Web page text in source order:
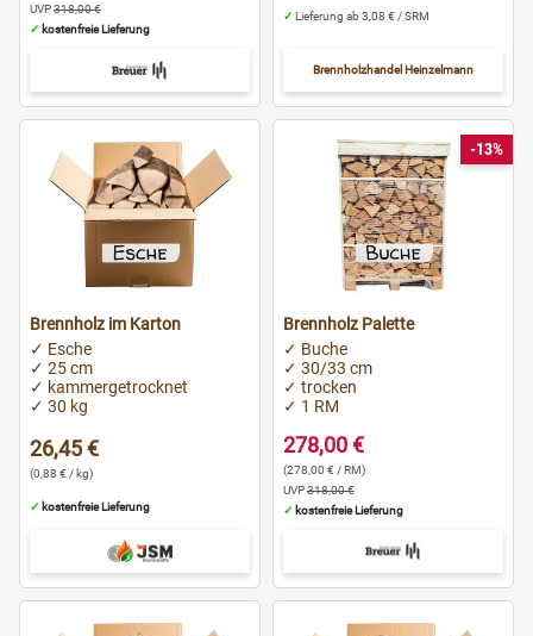
UVP318,00 €
✓ kostenfreie Lieferung
✓ Lieferung ab 3,08 € / SRM
Brennholzhandel Heinzelmann
Brennholz im Karton
✓ Esche
✓ 25 cm
✓ kammergetrocknet
✓ 30 kg
26,45 €
(0,88 € / kg)
✓ kostenfreie Lieferung
-13%
Brennholz Palette
✓ Buche
✓ 30/33 cm
✓ trocken
✓ 1 RM
278,00 €
(278,00 € / RM)
UVP318,00 €
✓ kostenfreie Lieferung